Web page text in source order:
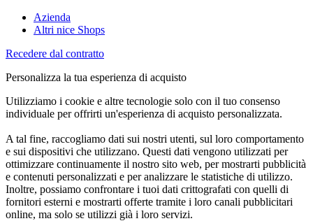
Azienda
Altri nice Shops
Recedere dal contratto
Personalizza la tua esperienza di acquisto
Utilizziamo i cookie e altre tecnologie solo con il tuo consenso
individuale per offrirti un'esperienza di acquisto personalizzata.
A tal fine, raccogliamo dati sui nostri utenti, sul loro comportamento
e sui dispositivi che utilizzano. Questi dati vengono utilizzati per
ottimizzare continuamente il nostro sito web, per mostrarti pubblicità
e contenuti personalizzati e per analizzare le statistiche di utilizzo.
Inoltre, possiamo confrontare i tuoi dati crittografati con quelli di
fornitori esterni e mostrarti offerte tramite i loro canali pubblicitari
online, ma solo se utilizzi già i loro servizi.